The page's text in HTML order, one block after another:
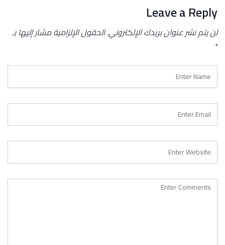
Leave a Reply
لن يتم نشر عنوان بريدك الإلكتروني.الحقول الإلزامية مشار إليها بـ
*